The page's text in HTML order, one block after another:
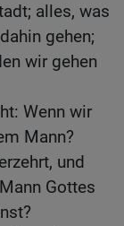
alles, was
gehen;
wir gehen
Wenn wir
Mann?
und
Gottes